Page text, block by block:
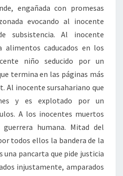
engañada con promesas
evocando al inocente
subsistencia. Al inocente
alimentos caducados en los
niño seducido por un
termina en las páginas más
Al inocente sursahariano que
y es explotado por un
A los inocentes muertos
humana. Mitad del
todos ellos la bandera de la
una pancarta que pide justicia
injustamente, amparados